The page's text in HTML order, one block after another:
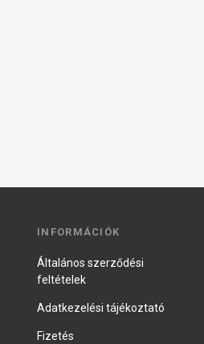
INFORMÁCIÓK
Általános szerződési
feltételek
Adatkezelési tájékoztató
Fizetés